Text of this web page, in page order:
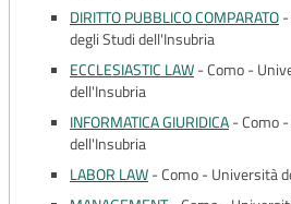
DIRITTO PUBBLICO COMPARATO-
degli Studi dell'Insubria
ECCLESIASTIC LAW-Como -
dell'Insubria
INFORMATICA GIURIDICA-Como
dell'Insubria
LABOR LAW-Como - Università